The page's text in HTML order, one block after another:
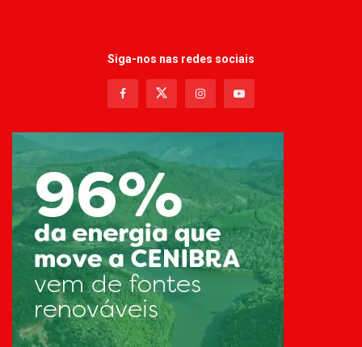
Siga-nos nas redes sociais